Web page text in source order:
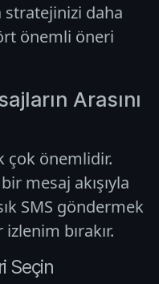
stratejinizi daha
önemli öneri
Arasını
çok önemlidir.
mesaj akışıyla
SMS göndermek
bırakır.
Seçin